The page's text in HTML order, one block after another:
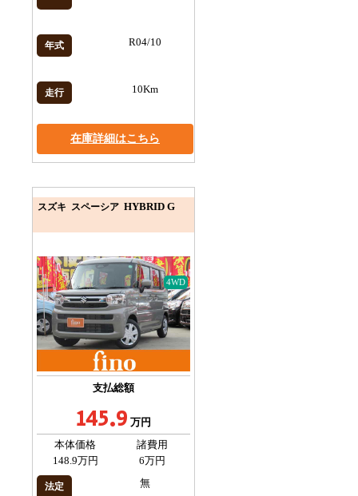
年式 R04/10
走行 10Km
在庫詳細はこちら
スズキ スペーシア HYBRID G
4WD
支払総額
145.9 万円
本体価格
148.9万円
諸費用
6万円
法定
無